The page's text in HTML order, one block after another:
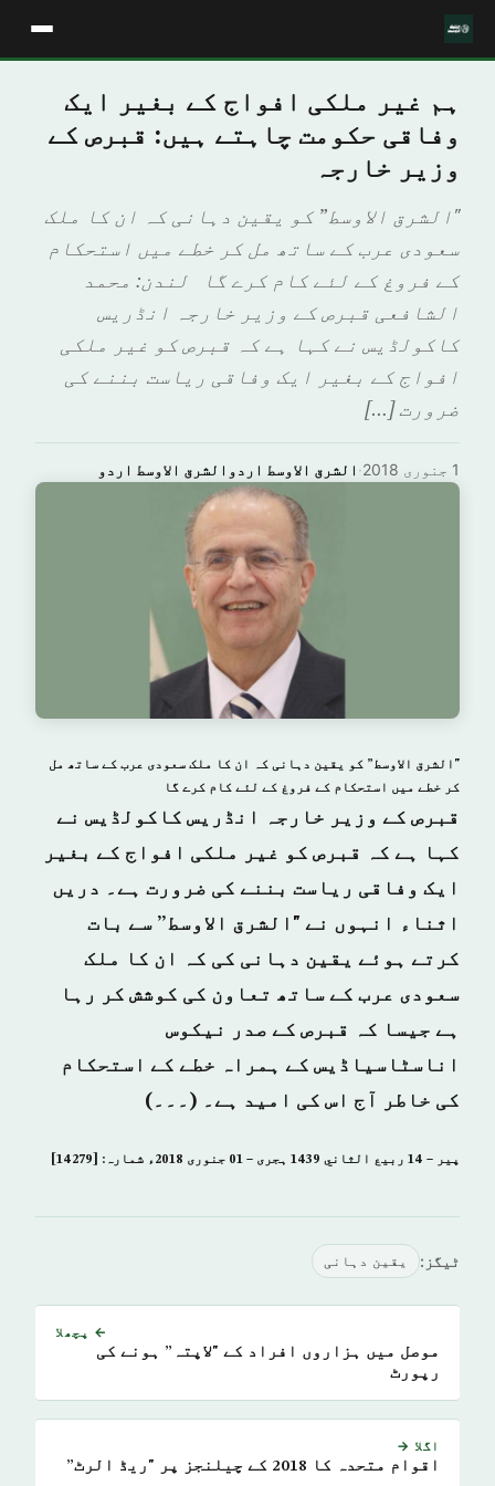
ہم غیر ملکی افواج کے بغیر ایک
وفاقی حکومت چاہتے ہیں: قبرص کے
وزیر خارجہ
"الشرق الاوسط” کو یقین دہانی کہ ان کا ملک
سعودی عرب کے ساتھ مل کر خطے میں استحکام
کے فروغ کے لئے کام کرے گا لندن: محمد
الشافعی قبرص کے وزیر خارجہ انڈریس
کاکولڈیس نے کہا ہے کہ قبرص کو غیر ملکی
افواج کے بغیر ایک وفاقی ریاست بننے کی
ضرورت […]
الشرق الاوسط اردوالشرق الاوسط اردو · 1 جنوری 2018
"الشرق الاوسط” کو یقین دہانی کہ ان کا ملک سعودی عرب کے ساتھ مل
کر خطے میں استحکام کے فروغ کے لئے کام کرے گا
قبرص کے وزیر خارجہ انڈریس کاکولڈیس نے
کہا ہے کہ قبرص کو غیر ملکی افواج کے بغیر
ایک وفاقی ریاست بننے کی ضرورت ہے۔ دریں
اثناء انہوں نے "الشرق الاوسط” سے بات
کرتے ہوئے یقین دہانی کی کہ ان کا ملک
سعودی عرب کے ساتھ تعاون کی کوشش کر رہا
ہے جیسا کہ قبرص کے صدر نیکوس
اناسٹاسیاڈیس کے ہمراہ خطے کے استحکام
کی خاطر آج اس کی امید ہے۔ (۔۔۔)
پیر – 14 ربيع الثاني 1439 ہجری – 01 جنوری 2018ء شمارہ: [14279]
ٹیگز: یقین دہانی
← پچھلا
موصل میں ہزاروں افراد کے "لاپتہ” ہونے کی
رپورٹ
اگلا →
اقوام متحدہ کا 2018 کے چیلنجز پر "ریڈ الرٹ”